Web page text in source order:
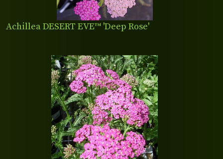
Achillea DESERT EVE™ 'Deep Rose'